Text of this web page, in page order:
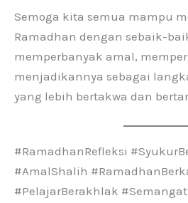
Semoga kita semua mampu
Ramadhan dengan sebaik-
memperbanyak amal,
menjadikannya sebagai
yang lebih bertakwa dan
#RamadhanRefleksi
#AmalShalih
#PelajarBerakhlak